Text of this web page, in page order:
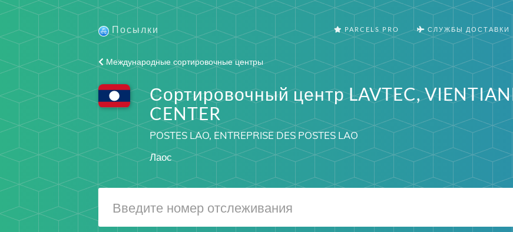
Посылки PARCELS PRO СЛУЖБЫ ДОСТАВКИ
Международные сортировочные центры
Сортировочный центр LAVTEC,
CENTER
POSTES LAO, ENTREPRISE DES POSTES LAO
Лаос